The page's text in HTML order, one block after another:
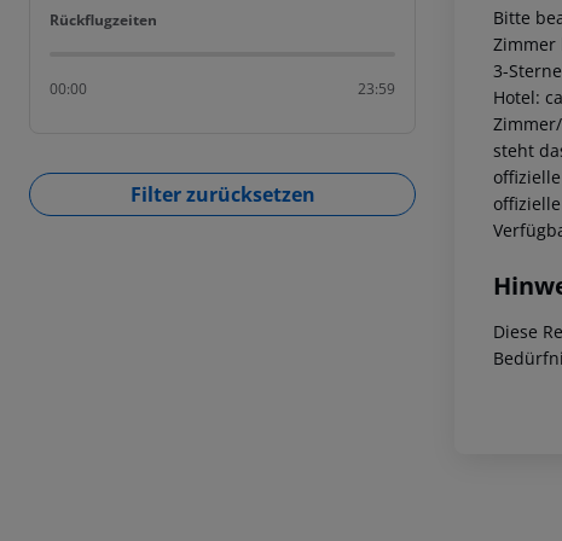
Rückflugzeiten
Rückflugzeiten
00:00 23:59
Filter zurücksetzen
Bitte
Zimmer
3-
Hotel:
steht
Diese